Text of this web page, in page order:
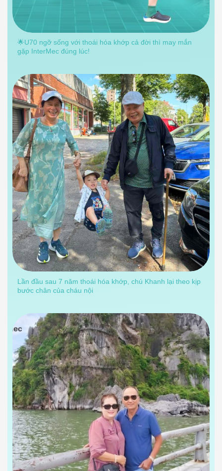
🌟U70 ngỡ sống với thoái hóa khớp cả đời thì may mắn
gặp InterMec đúng lúc!
Lần đầu sau 7 năm thoái hóa khớp, chú Khanh lại theo kịp
bước chân của cháu nội